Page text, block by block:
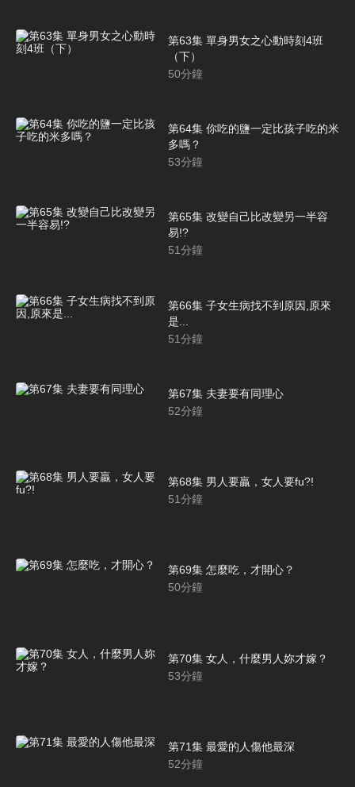
第63集 單身男女之心動時刻4班
（下）
50分鐘
第64集 你吃的鹽一定比孩子吃的米
多嗎？
53分鐘
第65集 改變自己比改變另一半容
易!?
51分鐘
第66集 子女生病找不到原因,原來
是...
51分鐘
第67集 夫妻要有同理心
52分鐘
第68集 男人要贏，女人要fu?!
51分鐘
第69集 怎麼吃，才開心？
50分鐘
第70集 女人，什麼男人妳才嫁？
53分鐘
第71集 最愛的人傷他最深
52分鐘